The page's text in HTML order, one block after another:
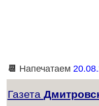
📆 Напечатаем
Газета